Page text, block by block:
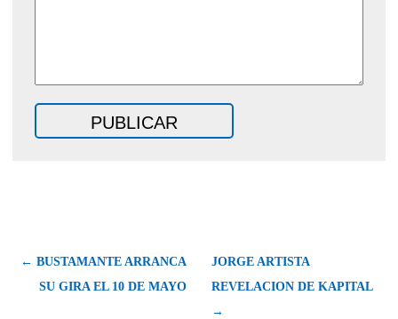
← BUSTAMANTE ARRANCA
SU GIRA EL 10 DE MAYO
JORGE ARTISTA
REVELACION DE KAPITAL
→